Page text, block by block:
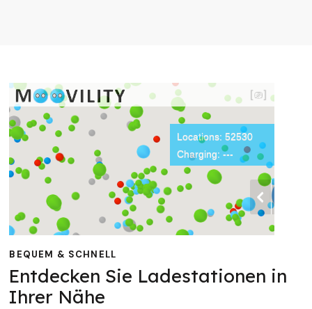
BEQUEM & SCHNELL
Entdecken Sie Ladestationen in
Ihrer Nähe